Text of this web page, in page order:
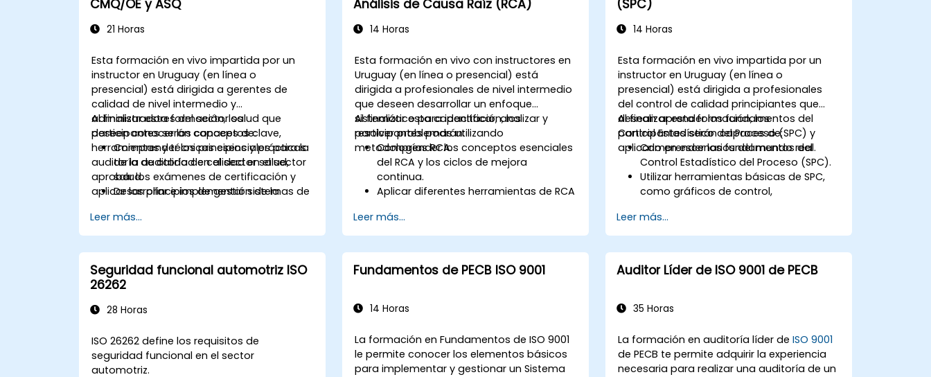
CMQ/OE y ASQ
21 Horas
Esta formación en vivo impartida por un
instructor en Uruguay (en línea o
presencial) está dirigida a gerentes de
calidad de nivel intermedio y
administradores del sector salud que
deseen conocer los conceptos clave,
herramientas y técnicas esenciales para la
auditoría de calidad en el sector salud,
aprobar los exámenes de certificación y
aplicar los principios de gestión de la
Al finalizar esta formación, los
participantes serán capaces de:
Comprender los principios y prácticas
de la auditoría de calidad en el sector
salud.
Desarrollar e implementar sistemas de
Realizar auditorías exhaustivas y
analizar datos de auditoría.
Prepararse y aprobar los exámenes de
certificación CMQ/OE y ASQ.
Aplicar principios éticos y requisitos
regulatorios en la auditoría de calidad.
Leer más...
Análisis de Causa Raíz (RCA)
14 Horas
Esta formación en vivo con instructores en
Uruguay (en línea o presencial) está
dirigida a profesionales de nivel intermedio
que deseen desarrollar un enfoque
sistemático para identificar, analizar y
resolver problemas utilizando
metodologías RCA.
Al finalizar esta capacitación, los
participantes podrán:
Comprender los conceptos esenciales
del RCA y los ciclos de mejora
continua.
Aplicar diferentes herramientas de RCA
problemas.
Desarrollar e implementar estrategias
efectivas de resolución de problemas.
Integrar el RCA en los esfuerzos de
mejora y prevención organizacional.
Leer más...
(SPC)
14 Horas
Esta formación en vivo impartida por un
instructor en Uruguay (en línea o
presencial) está dirigida a profesionales
del control de calidad principiantes que
desean aprender los fundamentos del
Control Estadístico del Proceso (SPC) y
aplicarlo en escenarios del mundo real.
Al finalizar esta formación, los
participantes serán capaces de:
Comprender los fundamentos del
Control Estadístico del Proceso (SPC).
Utilizar herramientas básicas de SPC,
como gráficos de control,
diagramas de dispersión, para
monitorear el rendimiento del proceso.
Crear e interpretar varios tipos de
gráficos de control para datos
variables y de atributos con el fin de
proceso.
capacidad del proceso.
Leer más...
Seguridad funcional automotriz ISO
26262
28 Horas
ISO 26262 define los requisitos de
seguridad funcional en el sector
automotriz.
Fundamentos de PECB ISO 9001
14 Horas
La formación en Fundamentos de ISO 9001
le permite conocer los elementos básicos
para implementar y gestionar un Sistema
Auditor Líder de ISO 9001 de PECB
35 Horas
La formación en auditoría líder deISO 9001
de PECB te permite adquirir la experiencia
necesaria para realizar una auditoría de un